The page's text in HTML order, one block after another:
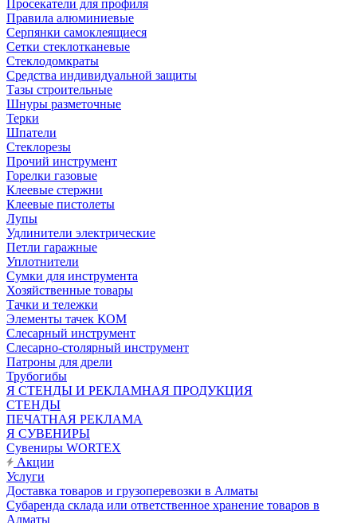
Просекатели для профиля
Правила алюминиевые
Серпянки самоклеящиеся
Сетки стеклотканевые
Стеклодомкраты
Средства индивидуальной защиты
Тазы строительные
Шнуры разметочные
Терки
Шпатели
Стеклорезы
Прочий инструмент
Горелки газовые
Клеевые стержни
Клеевые пистолеты
Лупы
Удлинители электрические
Петли гаражные
Уплотнители
Сумки для инструмента
Хозяйственные товары
Тачки и тележки
Элементы тачек КОМ
Слесарный инструмент
Слесарно-столярный инструмент
Патроны для дрели
Трубогибы
Я СТЕНДЫ И РЕКЛАМНАЯ ПРОДУКЦИЯ
СТЕНДЫ
ПЕЧАТНАЯ РЕКЛАМА
Я СУВЕНИРЫ
Сувениры WORTEX
Акции
Услуги
Доставка товаров и грузоперевозки в Алматы
Субаренда склада или ответственное хранение товаров в
Алматы